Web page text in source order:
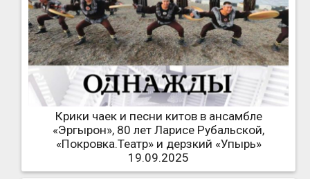
Крики чаек и песни китов в ансамбле
«Эргырон», 80 лет Ларисе Рубальской,
«Покровка.Театр» и дерзкий «Упырь»
19.09.2025